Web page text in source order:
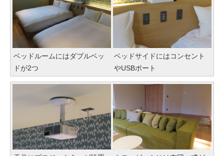
ベッドルームにはダブルベッ
ドが2つ
ベッドサイドにはコンセント
やUSBポート